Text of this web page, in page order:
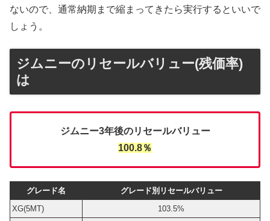
ないので、通常納期まで縮まってきたら実行するといいで
しょう。
ジムニーのリセールバリュー(残価率)
は
ジムニー3年後のリセールバリュー
100.8％
グレード名
グレード別リセールバリュー
XG(5MT)
103.5%